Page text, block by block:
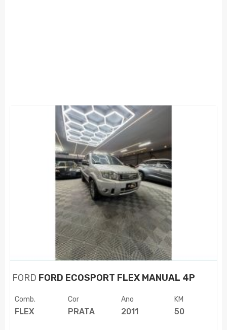
FORD FORD ECOSPORT FLEX MANUAL 4P
Comb.
FLEX
Cor
PRATA
Ano
2011
KM
50